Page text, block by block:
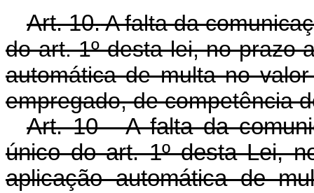
Art. 10.A falta da
do art. 1º desta lei, no prazo
automática de multa no
empregado, de competência
Art. 10 - A falta da
único do art. 1º desta Lei,
aplicação automática de